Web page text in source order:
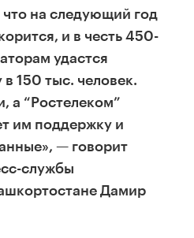
что на следующий год
и в честь 450-
удастся
150 тыс. человек.
а “Ростелеком”
им поддержку и
— говорит
службы
Дамир